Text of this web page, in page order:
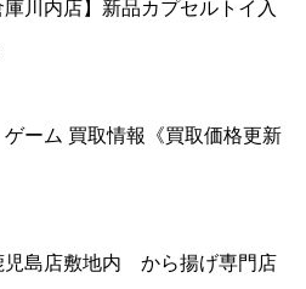
庫川内店】新品カプセルトイ入
ゲーム 買取情報《買取価格更新
児島店敷地内 から揚げ専門店